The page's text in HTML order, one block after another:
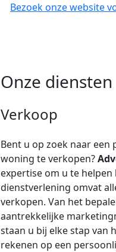
Bezoek onze website
Onze diensten
Verkoop
Bent u op zoek naar een
woning te verkopen?
expertise om u te
dienstverlening omvat
verkopen. Van het
aantrekkelijke
staan ​​u bij elke stap van
rekenen op een